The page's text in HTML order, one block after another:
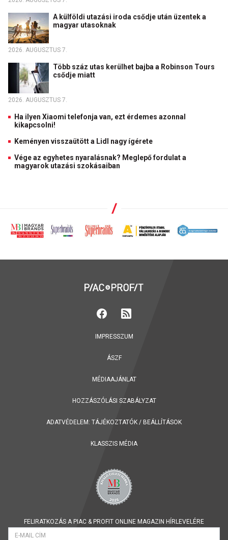
A külföldi utazási iroda csődje után üzentek a
magyar utasoknak
2026. AUGUSZTUS 7.
Több száz utas kerülhet bajba a Robinson Tours
csődje miatt
2026. AUGUSZTUS 7.
Ha ilyen Xiaomi telefonja van, ezt érdemes azonnal
kikapcsolni!
Keményen visszaütött a Lidl nagy ígérete
Vége az egyhetes nyaralásnak? Meglepő fordulat a
magyarok utazási szokásaiban
IMPRESSZUM
ÁSZF
MÉDIAAJÁNLAT
HOZZÁSZÓLÁSI SZABÁLYZAT
ADATVÉDELEM: TÁJÉKOZTATÓK / BEÁLLÍTÁSOK
KLASSZIS MÉDIA
FELIRATKOZÁS A PIAC & PROFIT ONLINE MAGAZIN HÍRLEVELÉRE